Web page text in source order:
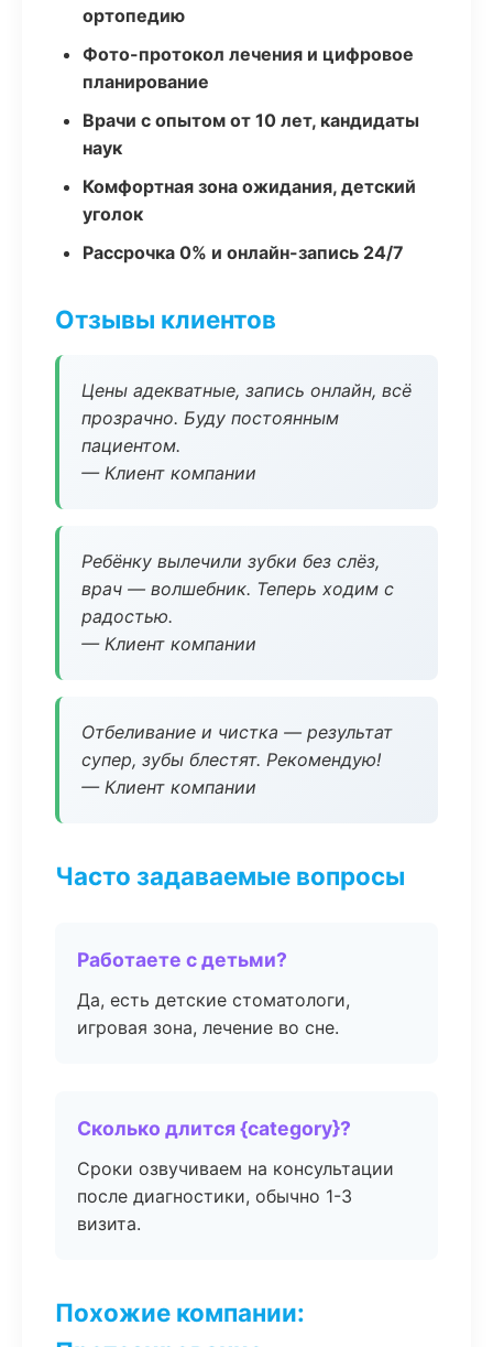
ортопедию
Фото-протокол лечения и цифровое
планирование
Врачи с опытом от 10 лет, кандидаты
наук
Комфортная зона ожидания, детский
уголок
Рассрочка 0% и онлайн-запись 24/7
Отзывы клиентов
Цены адекватные, запись онлайн, всё
прозрачно. Буду постоянным
пациентом.
— Клиент компании
Ребёнку вылечили зубки без слёз,
врач — волшебник. Теперь ходим с
радостью.
— Клиент компании
Отбеливание и чистка — результат
супер, зубы блестят. Рекомендую!
— Клиент компании
Часто задаваемые вопросы
Работаете с детьми?
Да, есть детские стоматологи,
игровая зона, лечение во сне.
Сколько длится {category}?
Сроки озвучиваем на консультации
после диагностики, обычно 1-3
визита.
Похожие компании: